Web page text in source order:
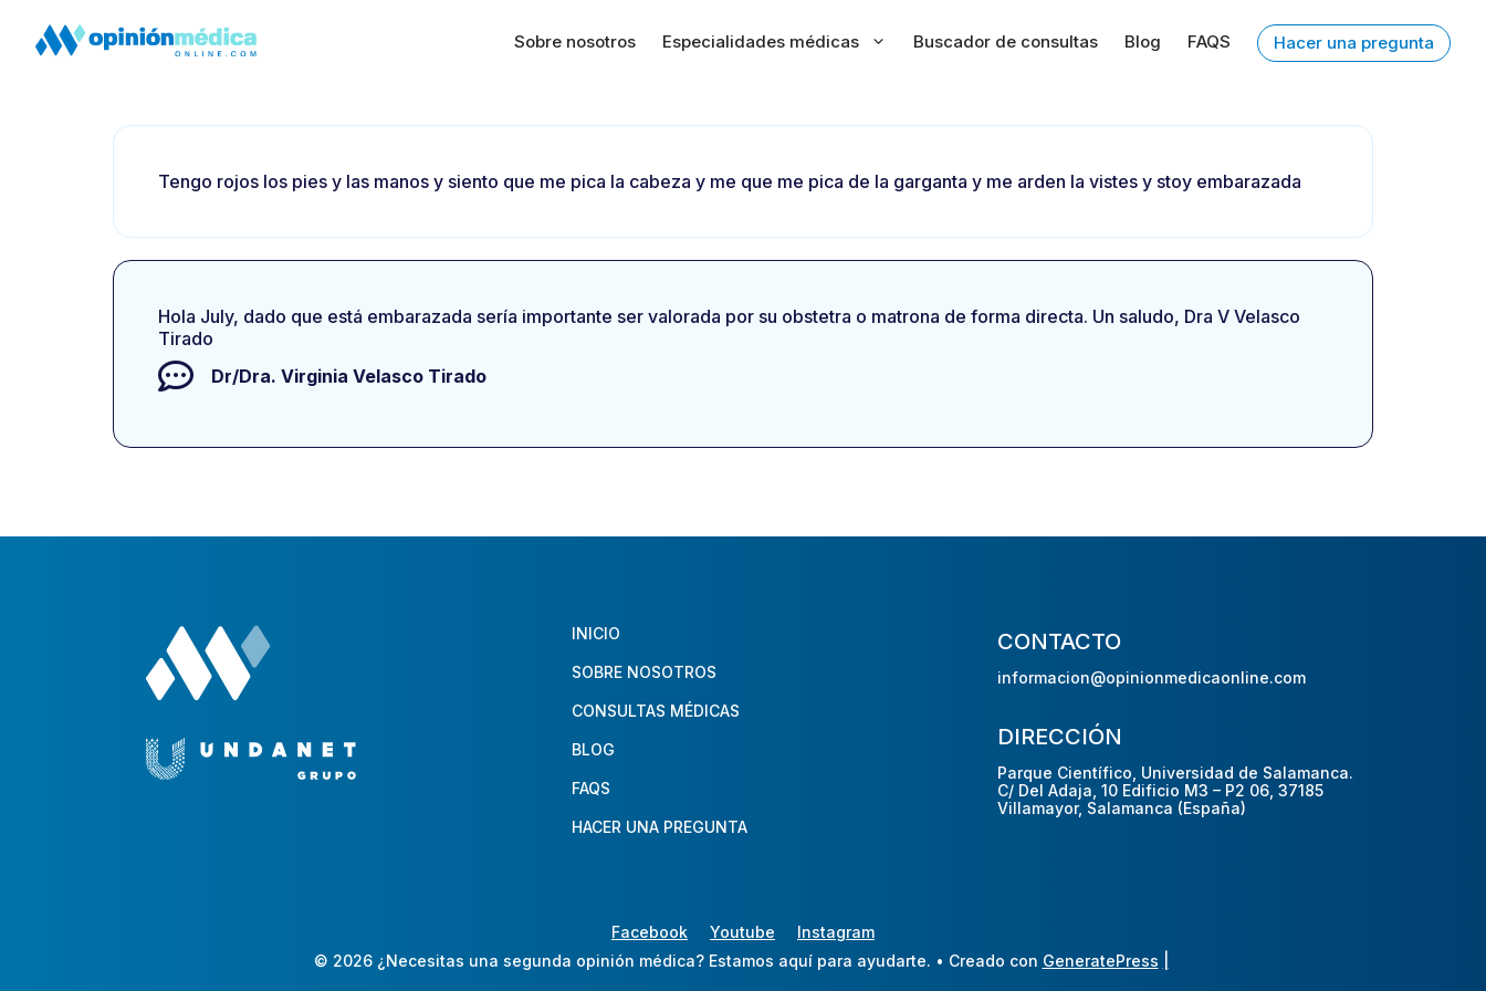
Sobre nosotros Especialidades médicas Buscador de consultas Blog FAQS Hacer una pregunta
Tengo rojos los pies y las manos y siento que me pica la cabeza y me que me pica de la garganta y me arden la vistes y stoy embarazada
Hola July, dado que está embarazada sería importante ser valorada por su obstetra o matrona de forma directa. Un saludo, Dra V Velasco
Tirado
Dr/Dra. Virginia Velasco Tirado
INICIO
SOBRE NOSOTROS
CONSULTAS MÉDICAS
BLOG
FAQS
HACER UNA PREGUNTA
CONTACTO
informacion@opinionmedicaonline.com
DIRECCIÓN
Parque Científico, Universidad de Salamanca.
C/ Del Adaja, 10 Edificio M3 – P2 06, 37185
Villamayor, Salamanca (España)
Facebook Youtube
Instagram
© 2026 ¿Necesitas una segunda opinión médica? Estamos aquí para ayudarte. • Creado con GeneratePress